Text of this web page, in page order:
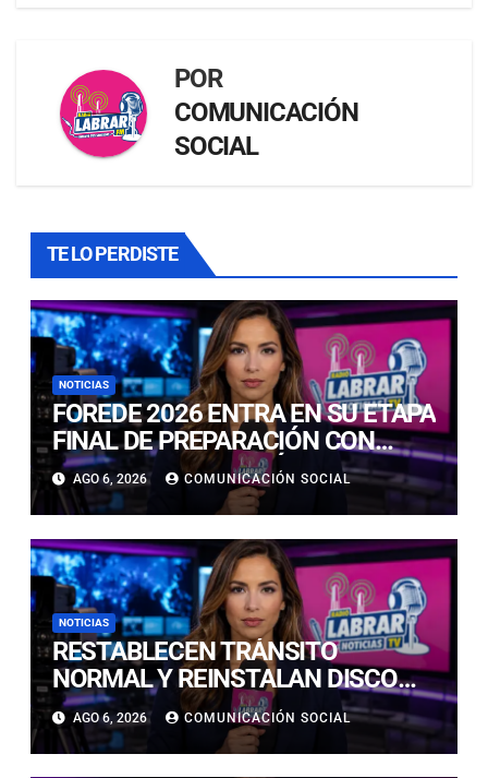
POR
COMUNICACIÓN
SOCIAL
TE LO PERDISTE
NOTICIAS
FOREDE 2026 ENTRA EN SU ETAPA
FINAL DE PREPARACIÓN CON
NUEVAS TECNOLOGÍAS DE
ACCESO Y OPORTUNIDADES PARA
ATACAMA
AGO 6, 2026 COMUNICACIÓN SOCIAL
NOTICIAS
RESTABLECEN TRÁNSITO
NORMAL Y REINSTALAN DISCO
“PARE” TRAS AVANCE DE OBRAS
EN CALLE LUIS FLORES CON JULIO
PRADO
AGO 6, 2026 COMUNICACIÓN SOCIAL